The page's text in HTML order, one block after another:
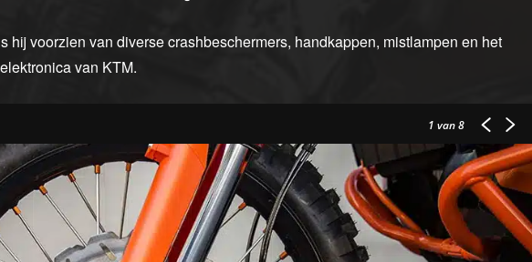
hij voorzien van diverse crashbeschermers, handkappen, mistlampen en het
van KTM.
1 van 8